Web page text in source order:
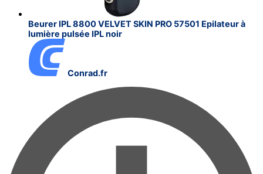
Beurer IPL 8800 VELVET SKIN PRO 57501 Epilateur à
lumière pulsée IPL noir
Conrad.fr